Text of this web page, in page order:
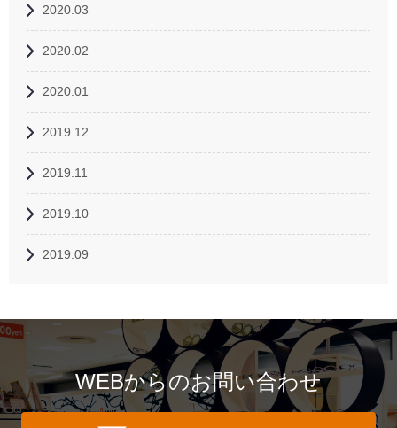
2020.03
2020.02
2020.01
2019.12
2019.11
2019.10
2019.09
WEBからのお問い合わせ